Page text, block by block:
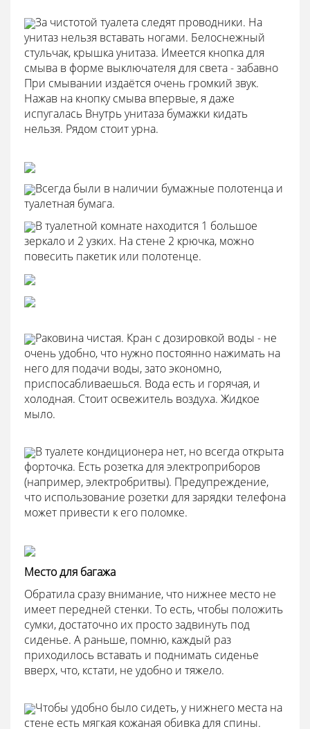
За чистотой туалета следят проводники. На
унитаз нельзя вставать ногами. Белоснежный
стульчак, крышка унитаза. Имеется кнопка для
смыва в форме выключателя для света - забавно
При смывании издаётся очень громкий звук.
Нажав на кнопку смыва впервые, я даже
испугалась Внутрь унитаза бумажки кидать
нельзя. Рядом стоит урна.
Всегда были в наличии бумажные полотенца и
туалетная бумага.
В туалетной комнате находится 1 большое
зеркало и 2 узких. На стене 2 крючка, можно
повесить пакетик или полотенце.
Раковина чистая. Кран с дозировкой воды - не
очень удобно, что нужно постоянно нажимать на
него для подачи воды, зато экономно,
приспосабливаешься. Вода есть и горячая, и
холодная. Стоит освежитель воздуха. Жидкое
мыло.
В туалете кондиционера нет, но всегда открыта
форточка. Есть розетка для электроприборов
(например, электробритвы). Предупреждение,
что использование розетки для зарядки телефона
может привести к его поломке.
Место для багажа
Обратила сразу внимание, что нижнее место не
имеет передней стенки. То есть, чтобы положить
сумки, достаточно их просто задвинуть под
сиденье. А раньше, помню, каждый раз
приходилось вставать и поднимать сиденье
вверх, что, кстати, не удобно и тяжело.
Чтобы удобно было сидеть, у нижнего места на
стене есть мягкая кожаная обивка для спины.